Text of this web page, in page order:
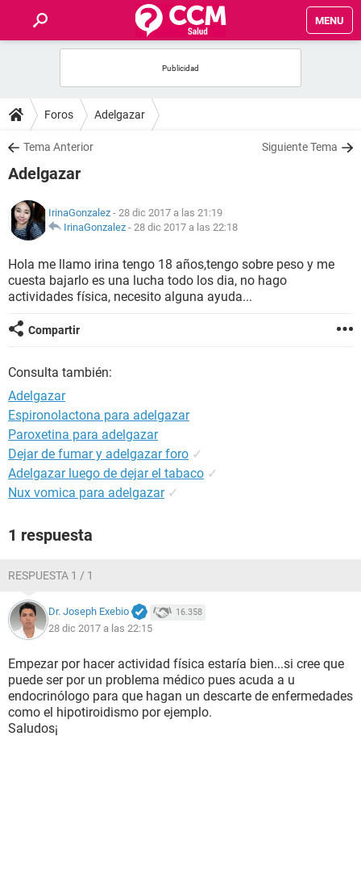
MENU
FOROS
SALUD
FAMILIA
NUTRICIÓN
BIENESTAR
Foros Adelgazar
Tema Anterior Siguiente Tema
Adelgazar
IrinaGonzalez - 28 dic 2017 a las 21:19
IrinaGonzalez - 28 dic 2017 a las 22:18
Hola me llamo irina tengo 18 años,tengo sobre peso y me
cuesta bajarlo es una lucha todo los dia, no hago
actividades física, necesito alguna ayuda...
Compartir
Consulta también:
Adelgazar
Espironolactona para adelgazar
Paroxetina para adelgazar
Dejar de fumar y adelgazar foro ✓
Adelgazar luego de dejar el tabaco ✓
Nux vomica para adelgazar ✓
1 respuesta
RESPUESTA 1 / 1
Dr. Joseph Exebio 16.358
28 dic 2017 a las 22:15
Empezar por hacer actividad física estaría bien...si cree que
puede ser por un problema médico pues acuda a u
endocrinólogo para que hagan un descarte de enfermedades
como el hipotiroidismo por ejemplo.
Saludos¡